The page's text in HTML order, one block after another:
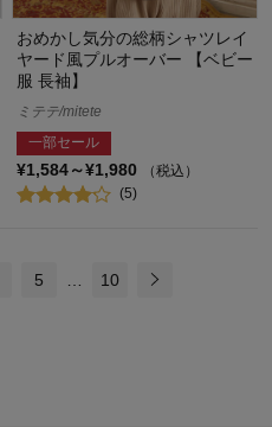
おめかし気分の総柄シャツレイ
ヤード風プルオーバー 【ベビー
服 長袖】
ミテテ/mitete
一部セール
¥1,584～¥1,980
（税込）
(5)
5 10